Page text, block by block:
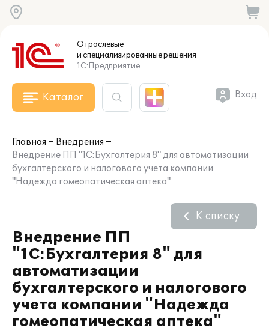
Отраслевые
и специализированныерешения
1С:Предприятие
Каталог Вход
Главная
Внедрения
Внедрение ПП "1С:Бухгалтерия 8" для автоматизации
бухгалтерского и налогового учета компании
"Надежда гомеопатическая аптека"
Внедрение ПП
"1С:Бухгалтерия 8" для
автоматизации
бухгалтерского и налогового
учета компании "Надежда
гомеопатическая аптека"
К списку